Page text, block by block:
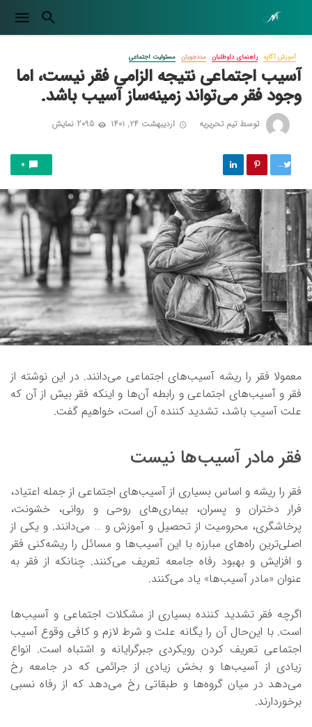
آموزش آگاپه راهنمای داوطلبان مددجویان مسئولیت اجتماعی
آسیب اجتماعی نتیجه الزامی فقر نیست، اما
وجود فقر می‌تواند زمینه‌ساز آسیب باشد.
توسطتیم تحریریه اردیبهشت ۲۴, ۱۴۰۱ 2095 نمایش
توییت 0
معمولا فقر را ریشه آسیب‌های اجتماعی می‌دانند. در این نوشته از
فقر و آسیب‌های اجتماعی و رابطه آن‌ها و اینکه فقر بیش از آن که
علت آسیب باشد، تشدید کننده آن است، خواهیم گفت.
فقر مادر آسیب‌ها نیست
فقر را ریشه و اساس بسیاری از آسیب‌‎های اجتماعی از جمله اعتیاد،
فرار دختران و پسران، بیماری‌های روحی و روانی، خشونت،
پرخاشگری، محرومیت از تحصیل و آموزش و … می‌دانند. و یکی از
اصلی‌ترین راه‌های مبارزه با این آسیب‌ها و مسائل را ریشه‌کنی فقر
و افزایش و بهبود رفاه جامعه تعریف می‌کنند. چنانکه از فقر به
عنوان «مادر آسیب‌ها» یاد می‌کنند.
اگرچه فقر تشدید کننده بسیاری از مشکلات اجتماعی و آسیب‌ها
است. با این‌حال آن را یگانه علت و شرط لازم و کافی وقوع آسیب
اجتماعی تعریف کردن رویکردی جبرگرایانه و اشتباه است. انواع
زیادی از آسیب‌ها و بخش زیادی از جرائمی که در جامعه رخ
می‌دهد در میان گروه‌ها و طبقاتی رخ می‌دهد که از رفاه نسبی
برخوردارند.